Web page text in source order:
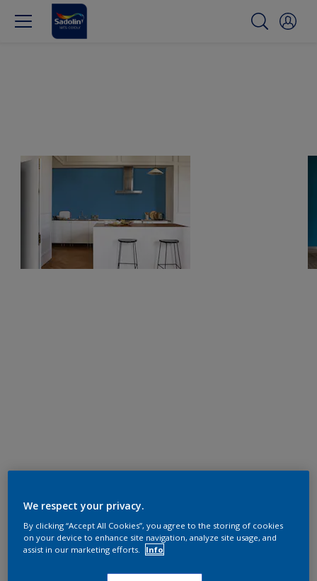
We respect your privacy.
By clicking “Accept All Cookies”, you agree to the storing of cookies
on your device to enhance site navigation, analyze site usage, and
assist in our marketing efforts.
Info